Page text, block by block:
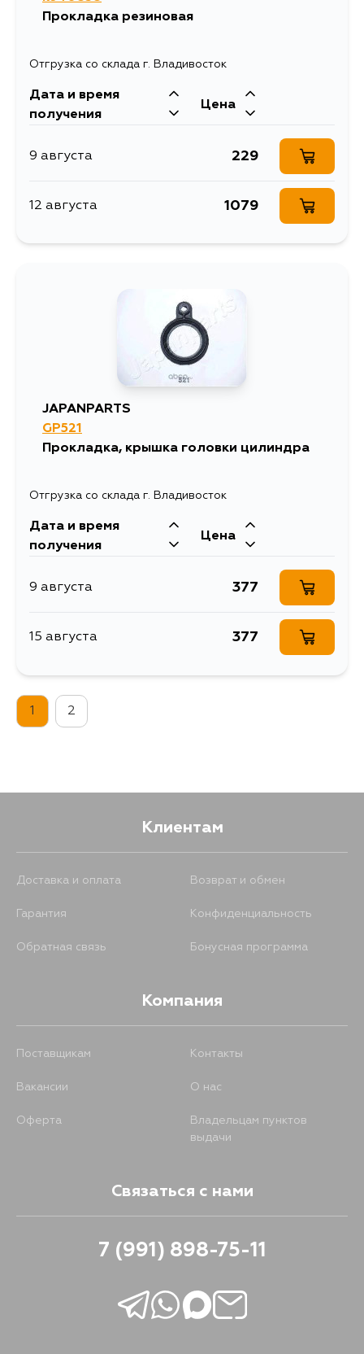
Прокладка резиновая
Отгрузка со склада г. Владивосток
Дата и время
получения
Цена
9 августа 229
12 августа 1079
JAPANPARTS
GP521
Прокладка, крышка головки цилиндра
Отгрузка со склада г. Владивосток
Дата и время
получения
Цена
9 августа 377
15 августа 377
1 2
Клиентам
Доставка и оплата Возврат и обмен
Гарантия Конфиденциальность
Обратная связь Бонусная программа
Компания
Поставщикам Контакты
Вакансии О нас
Оферта
Владельцам пунктов
выдачи
Связаться с нами
7 (991) 898-75-11